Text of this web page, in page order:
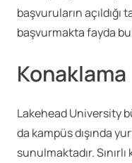
başvuruların
başvurmakta fayda
Konaklama
Lakehead University
da kampüs dışında
sunulmaktadır.